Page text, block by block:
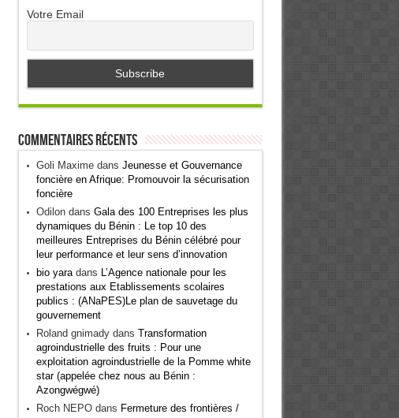
Votre Email
Commentaires récents
Goli Maximedans Jeunesse et Gouvernance
foncière en Afrique: Promouvoir la sécurisation
foncière
Odilondans Gala des 100 Entreprises les plus
dynamiques du Bénin : Le top 10 des
meilleures Entreprises du Bénin célébré pour
leur performance et leur sens d’innovation
bio yaradans L’Agence nationale pour les
prestations aux Etablissements scolaires
publics : (ANaPES)Le plan de sauvetage du
gouvernement
Roland gnimadydans Transformation
agroindustrielle des fruits : Pour une
exploitation agroindustrielle de la Pomme white
star (appelée chez nous au Bénin :
Azongwégwé)
Roch NEPOdans Fermeture des frontières /